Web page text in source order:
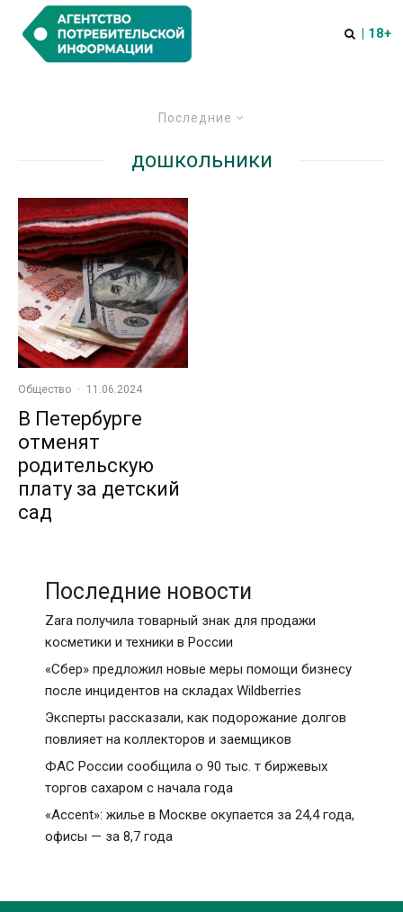
| 18+
Последние
дошкольники
Общество · 11.06.2024
В Петербурге
отменят
родительскую
плату за детский
сад
Последние новости
Zara получила товарный знак для продажи
косметики и техники в России
«Сбер» предложил новые меры помощи бизнесу
после инцидентов на складах Wildberries
Эксперты рассказали, как подорожание долгов
повлияет на коллекторов и заемщиков
ФАС России сообщила о 90 тыс. т биржевых
торгов сахаром с начала года
«Accent»: жилье в Москве окупается за 24,4 года,
офисы — за 8,7 года